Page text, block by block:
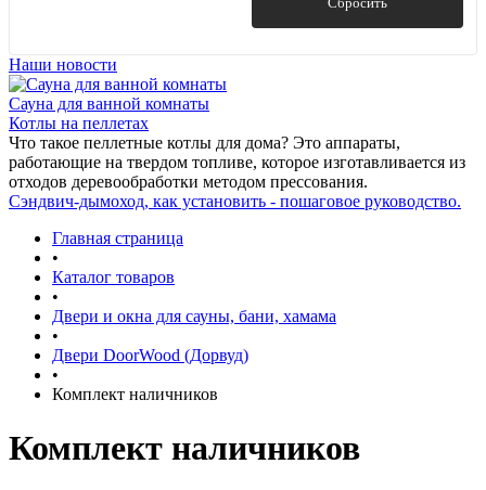
Наши новости
Сауна для ванной комнаты
Котлы на пеллетах
Что такое пеллетные котлы для дома? Это аппараты,
работающие на твердом топливе, которое изготавливается из
отходов деревообработки методом прессования.
Сэндвич-дымоход, как установить - пошаговое руководство.
Главная страница
•
Каталог товаров
•
Двери и окна для сауны, бани, хамама
•
Двери DoorWood (Дорвуд)
•
Комплект наличников
Комплект наличников